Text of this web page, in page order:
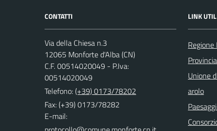
CONTATTI
Via della Chiesa n.3
12065 Monforte d'Alba (CN)
C.F. 00514020049 - P.Iva:
00514020049
Telefono:(+39) 0173/78202
Fax: (+39) 0173/78282
E-mail:
LINK
Unione
arolo